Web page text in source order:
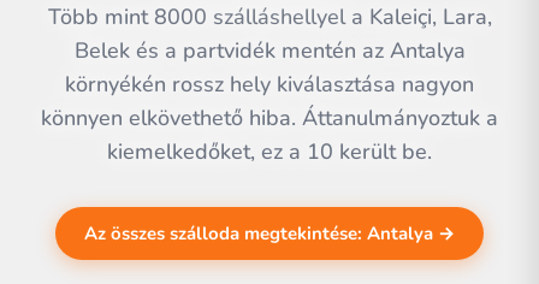
Több mint 8000 szálláshellyel a Kaleiçi, Lara,
Belek és a partvidék mentén az Antalya
környékén rossz hely kiválasztása nagyon
könnyen elkövethető hiba. Áttanulmányoztuk a
kiemelkedőket, ez a 10 került be.
Az összes szálloda megtekintése: Antalya →